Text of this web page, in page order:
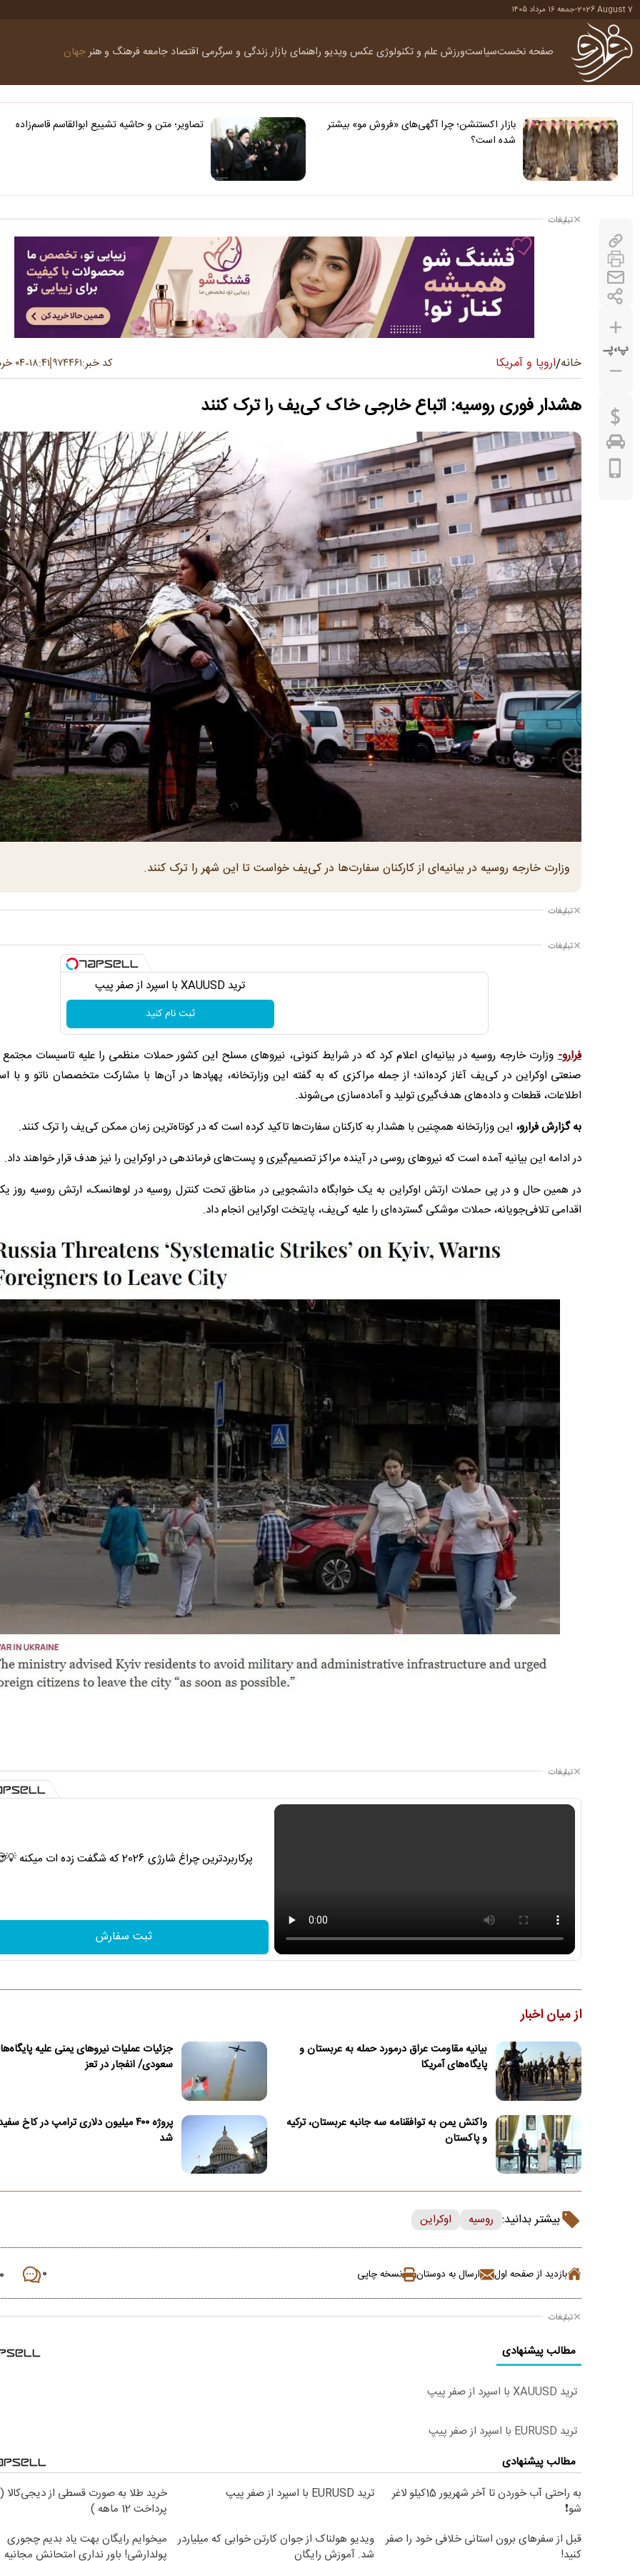
2026 August 7
-جمعه ۱۶ مرداد ۱۴۰۵
صفحه نخستسیاستورزش علم و تکنولوژی عکس ویدیو راهنمای بازارزندگی و سرگرمی اقتصاد جامعهفرهنگ و هنرجهان
بازار اکستنشن؛ چرا آگهی‌های «فروش مو» بیشتر
شده است؟
تصاویر؛ متن و حاشیه تشییع ابوالقاسم قاسم‌زاده
پ،پـ
تبلیغات
خانه/اروپا و آمریکا کد خبر:۹۷۴۴۶۱ ۱۸:۴۱-۰۴ خرداد ۱۴۰۵
هشدار فوری روسیه: اتباع خارجی خاک کی‌یف را ترک کنند
وزارت خارجه روسیه در بیانیه‌ای از کارکنان سفارت‌ها در کی‌یف خواست تا این شهر را ترک کنند.
تبلیغات
تبلیغات
ترید XAUUSD با اسپرد از صفر پیپ
ثبت نام کنید
فرارو-وزارت خارجه روسیه در بیانیه‌ای اعلام کرد که در شرایط کنونی، نیروهای مسلح این کشور حملات منظمی را علیه تاسیسات
صنعتی اوکراین در کی‌یف آغاز کرده‌اند؛ از جمله مراکزی که به گفته این وزارتخانه، پهپادها در آن‌ها با مشارکت متخصصان ناتو و با
اطلاعات، قطعات و داده‌های هدف‌گیری تولید و آماده‌سازی می‌شوند.
به گزارش فرارو، این وزارتخانه همچنین با هشدار به کارکنان سفارت‌ها تاکید کرده است که در کوتاه‌ترین زمان ممکن کی‌یف را ترک کنند.
در ادامه این بیانیه آمده است که نیروهای روسی در آینده مراکز تصمیم‌گیری و پست‌های فرماندهی در اوکراین را نیز هدف قرار خواهند داد.
در همین حال و در پی حملات ارتش اوکراین به یک خوابگاه دانشجویی در مناطق تحت کنترل روسیه در لوهانسک، ارتش روسیه روز
اقدامی تلافی‌جویانه، حملات موشکی گسترده‌ای را علیه کی‌یف، پایتخت اوکراین انجام داد.
تبلیغات
پرکاربردترین چراغ شارژی 2026 که شگفت زده ات میکنه 💡😍
ثبت سفارش
از میان اخبار
بیانیه مقاومت عراق درمورد حمله به عربستان و
پایگاه‌های آمریکا
جزئیات عملیات نیروهای یمنی علیه
سعودی/ انفجار در تعز
واکنش یمن به توافقنامه سه جانبه عربستان، ترکیه
و پاکستان
پروژه ۴۰۰ میلیون دلاری ترامپ در کاخ
شد
بیشتر بدانید: روسیه اوکراین
بازدید از صفحه اول ارسال به دوستان نسخه چاپی ۰ ۰
تبلیغات
مطالب پیشنهادی
ترید XAUUSD با اسپرد از صفر پیپ
ترید EURUSD با اسپرد از صفر پیپ
مطالب پیشنهادی
به راحتی آب خوردن تا آخر شهریور 15کیلو لاغر
شو❗
ترید EURUSD با اسپرد از صفر پیپ
خرید طلا به صورت قسطی از دیجی‌کالا (
پرداخت 12 ماهه )
قبل از سفرهای برون استانی خلافی خود را صفر
کنید!
ویدیو هولناک از جوان کارتن خوابی که میلیاردر
شد. آموزش رایگان
میخوایم رایگان بهت یاد بدیم چجوری
پولدارشی! باور نداری امتحانش مجانیه